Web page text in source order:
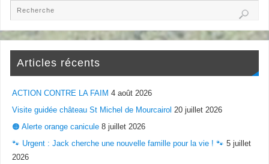
Articles récents
ACTION CONTRE LA FAIM 4 août 2026
Visite guidée château St Michel de Mourcairol 20 juillet 2026
🟠 Alerte orange canicule 8 juillet 2026
🐾 Urgent : Jack cherche une nouvelle famille pour la vie ! 🐾 5 juillet
2026